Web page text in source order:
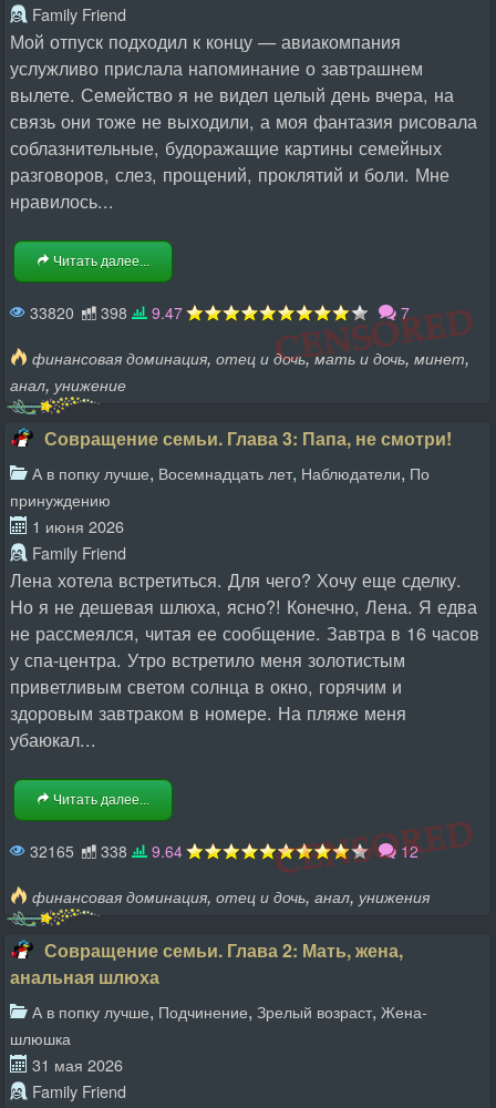
Family Friend
Мой отпуск подходил к концу — авиакомпания
услужливо прислала напоминание о завтрашнем
вылете. Семейство я не видел целый день вчера, на
связь они тоже не выходили, а моя фантазия рисовала
соблазнительные, будоражащие картины семейных
разговоров, слез, прощений, проклятий и боли. Мне
нравилось...
Читать далее...
33820 398 9.47 7
финансовая доминация, отец и дочь,мать и дочь, минет,
анал, унижение
Совращение семьи. Глава 3: Папа, не смотри!
А в попку лучше, Восемнадцать лет, Наблюдатели, По
принуждению
1 июня 2026
Family Friend
Лена хотела встретиться. Для чего? Хочу еще сделку.
Но я не дешевая шлюха, ясно?! Конечно, Лена. Я едва
не рассмеялся, читая ее сообщение. Завтра в 16 часов
у спа-центра. Утро встретило меня золотистым
приветливым светом солнца в окно, горячим и
здоровым завтраком в номере. На пляже меня
убаюкал...
Читать далее...
32165 338 9.64 12
финансовая доминация, отец и дочь, анал, унижения
Совращение семьи. Глава 2: Мать, жена,
анальная шлюха
А в попку лучше, Подчинение, Зрелый возраст, Жена-
шлюшка
31 мая 2026
Family Friend